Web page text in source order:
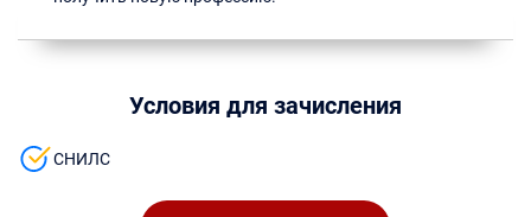
Условия для зачисления
СНИЛС